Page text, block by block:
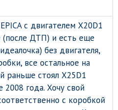
с двигателем X20D1
(после ДТП) и есть еще
без двигателя,
все остальное на
раньше стоял X25D1
2008 года. Хочу свой
с коробкой